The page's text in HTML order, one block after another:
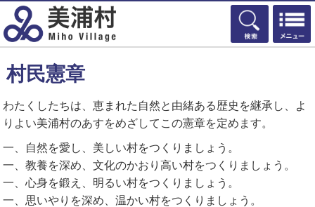
検索
村民憲章
わたくしたちは、恵まれた自然と由緒ある歴史を継承し、よ
りよい美浦村のあすをめざしてこの憲章を定めます。
一、自然を愛し、美しい村をつくりましょう。
一、教養を深め、文化のかおり高い村をつくりましょう。
一、心身を鍛え、明るい村をつくりましょう。
一、思いやりを深め、温かい村をつくりましょう。